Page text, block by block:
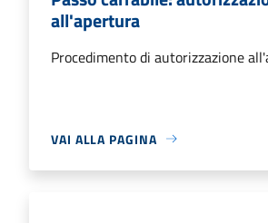
all'apertura
Procedimento di autorizzazione
VAI ALLA PAGINA